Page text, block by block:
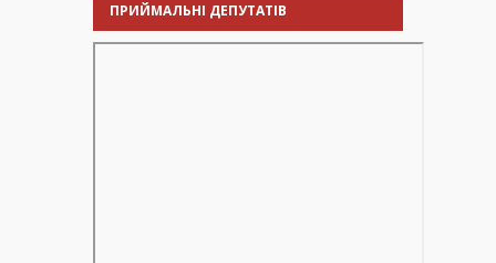
ПРИЙМАЛЬНІ ДЕПУТАТІВ